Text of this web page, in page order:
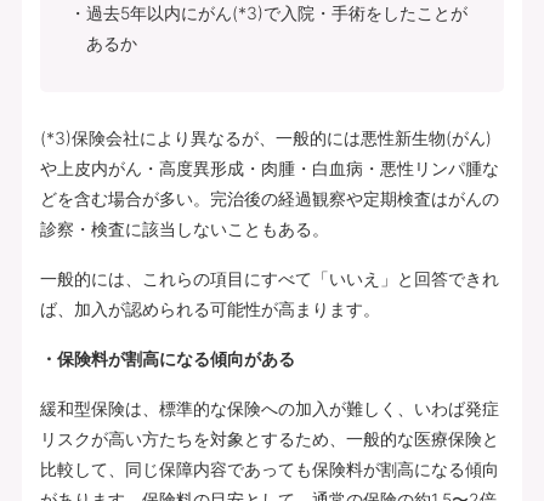
過去5年以内にがん(*3)で入院・手術をしたことが
あるか
(*3)保険会社により異なるが、一般的には悪性新生物(がん)
や上皮内がん・高度異形成・肉腫・白血病・悪性リンパ腫な
どを含む場合が多い。完治後の経過観察や定期検査はがんの
診察・検査に該当しないこともある。
一般的には、これらの項目にすべて「いいえ」と回答できれ
ば、加入が認められる可能性が高まります。
・保険料が割高になる傾向がある
緩和型保険は、標準的な保険への加入が難しく、いわば発症
リスクが高い方たちを対象とするため、一般的な医療保険と
比較して、同じ保障内容であっても保険料が割高になる傾向